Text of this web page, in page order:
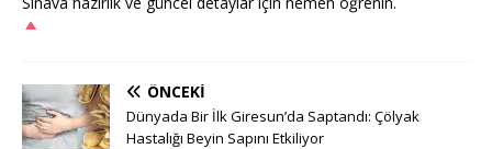
ÖNCEKI
Dünyada Bir İlk Giresun’da Saptandı: Çölyak
Hastalığı Beyin Sapını Etkiliyor